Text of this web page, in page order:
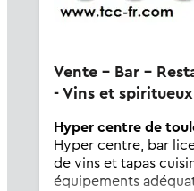
Vente - Bar - Restaurant - Cave à vins
- Vins et
Hyper centre de
Hyper centre, bar
de vins et tapas
équipements